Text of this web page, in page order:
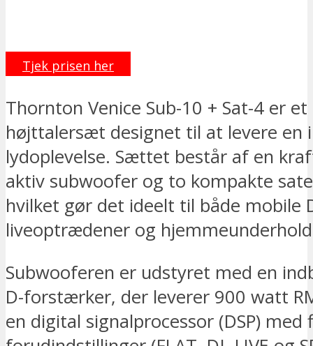
Tjek prisen her
Thornton Venice Sub-10 + Sat-4 er
højttalersæt designet til at levere en
lydoplevelse. Sættet består af en
aktiv subwoofer og to kompakte
hvilket gør det ideelt til både mobile
liveoptrædener og
Subwooferen er udstyret med en
D-forstærker, der leverer 900 watt
en digital signalprocessor (DSP) med